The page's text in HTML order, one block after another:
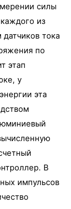
силы
из
тока
по
этап
у
эта
В
импульсов